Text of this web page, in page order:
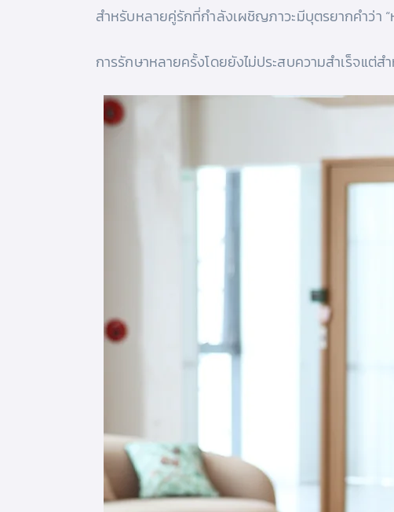
สําหรับหลายคู่รักที่กําลังเผชิญภาวะมีบุตรยากคําว่า
การรักษาหลายครั้งโดยยังไม่ประสบความสําเร็จแต่